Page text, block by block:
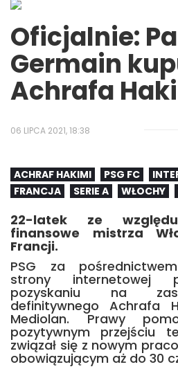
Oficjalnie:
Germain
Achrafa
06 LIPCA 2021, 18:38
ACHRAF HAKIMI PSG FC
FRANCJA
SERIE A WŁOCHY
22-latek ze
finansowe mistrza
Francji.
PSG za
strony internetowej
pozyskaniu na
definitywnego Achrafa
Mediolan. Prawy
pozytywnym przejściu
związał się z nowym
obowiązującym aż do 30